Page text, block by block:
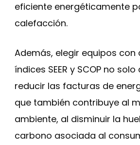
eficiente energéticamente
calefacción.
Además, elegir equipos con
índices SEER y SCOP no
reducir las facturas de
que también contribuye al
ambiente, al disminuir la
carbono asociada al